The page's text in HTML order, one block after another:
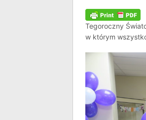
Tegoroczny
w którym